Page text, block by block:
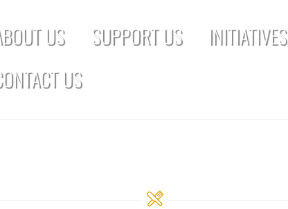
US SUPPORT US INITIATIVES
US